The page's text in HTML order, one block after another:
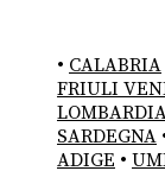
• CALABRIA
FRIULI
SARDEGNA
ADIGE •